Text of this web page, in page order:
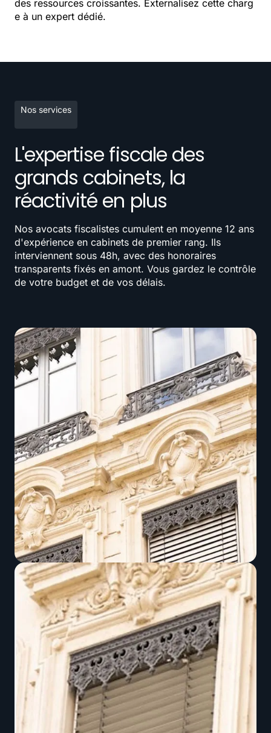
des ressources croissantes. Externalisez cette charg
e à un expert dédié.
Nos services
L'expertise fiscale des
grands cabinets, la
réactivité en plus
Nos avocats fiscalistes cumulent en moyenne 12 ans
d'expérience en cabinets de premier rang. Ils
interviennent sous 48h, avec des honoraires
transparents fixés en amont. Vous gardez le contrôle
de votre budget et de vos délais.